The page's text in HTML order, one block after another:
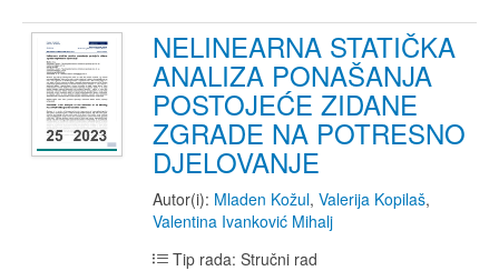
NELINEARNA STATIČKA
ANALIZA PONAŠANJA
POSTOJEĆE ZIDANE
ZGRADE NA POTRESNO
DJELOVANJE
Autor(i): Mladen Kožul, Valerija Kopilaš,
Valentina Ivanković Mihalj
Tip rada: Stručni rad